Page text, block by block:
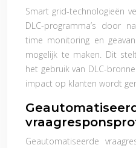
Smart grid-technologieën
DLC-programma’s door
time monitoring en
mogelijk te maken. Dit
het gebruik van DLC-
impact op klanten wordt
Geautomatiseerde